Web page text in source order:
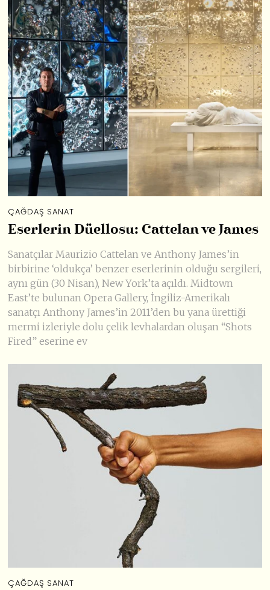
ÇAĞDAŞ SANAT
Eserlerin Düellosu: Cattelan ve James
Sanatçılar Maurizio Cattelan ve Anthony James’in
birbirine ‘oldukça’ benzer eserlerinin olduğu sergileri,
aynı gün (30 Nisan), New York’ta açıldı. Midtown
East’te bulunan Opera Gallery, İngiliz-Amerikalı
sanatçı Anthony James’in 2011’den bu yana ürettiği
mermi izleriyle dolu çelik levhalardan oluşan “Shots
Fired” eserine ev
ÇAĞDAŞ SANAT